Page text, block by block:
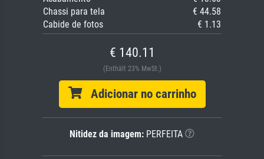
Chassi para tela
€ 44.58
Cabide de fotos
€ 1.13
€ 140.11
(Enthält 23% MwSt.)
Adicionar no carrinho
Nitidez da imagem: PERFEITA